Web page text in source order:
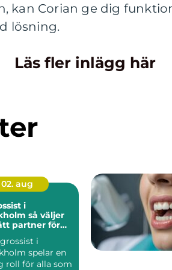
kan Corian ge dig
lösning.
Läs fler inlägg här
02. aug
i
så väljer
partner för
i
spelar en
roll för alla som